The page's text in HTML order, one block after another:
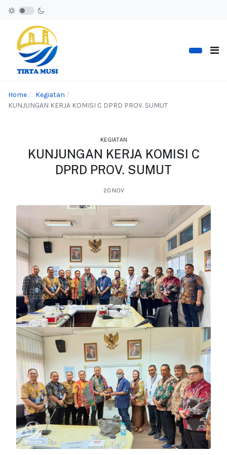
Home
Kegiatan
KUNJUNGAN KERJA KOMISI C DPRD PROV. SUMUT
KEGIATAN
KUNJUNGAN KERJA KOMISI C
DPRD PROV. SUMUT
20.NOV